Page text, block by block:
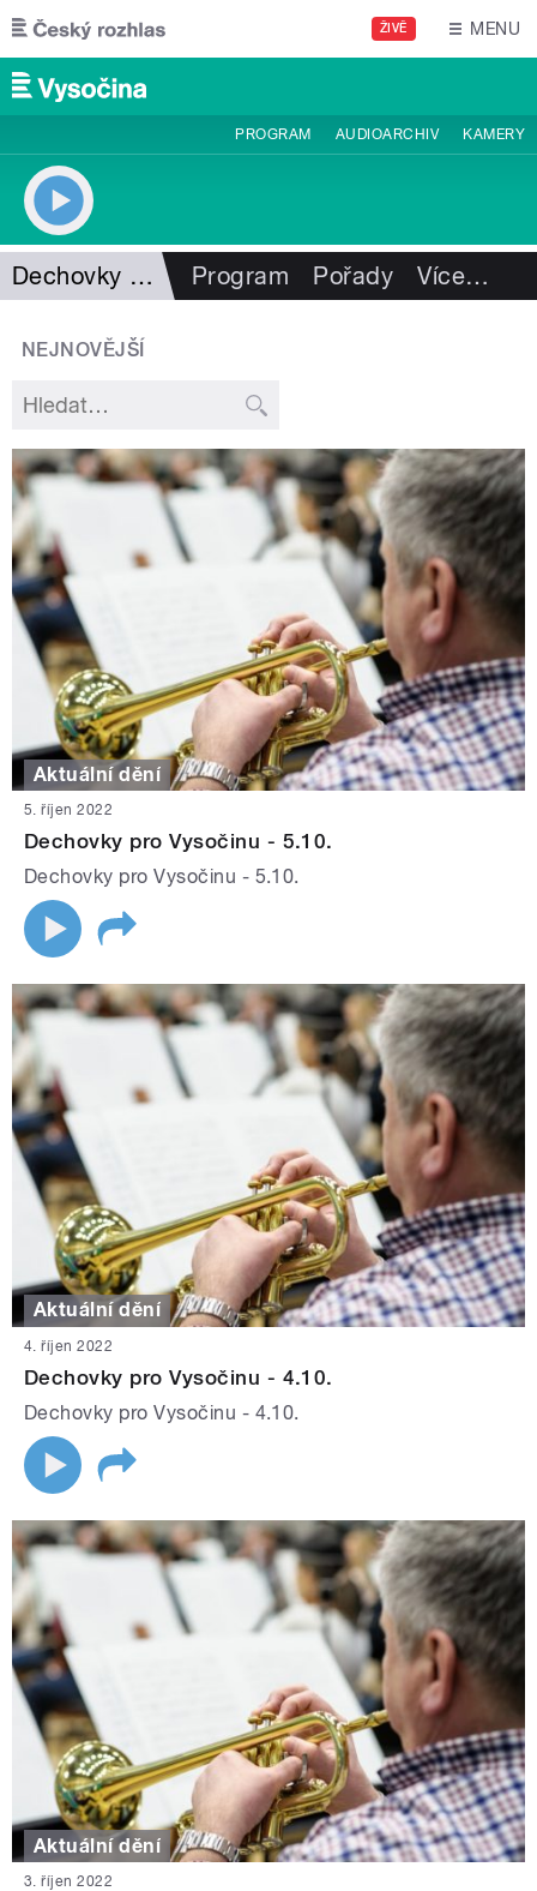
Přejít k hlavnímu obsahu
ŽIVĚ MENU
PROGRAM AUDIOARCHIV KAMERY
Dechovky pro Vysočinu Program Pořady Více…
NEJNOVĚJŠÍ
Aktuální dění
5. říjen 2022
Dechovky pro Vysočinu - 5.10.
Dechovky pro Vysočinu - 5.10.
Aktuální dění
4. říjen 2022
Dechovky pro Vysočinu - 4.10.
Dechovky pro Vysočinu - 4.10.
Aktuální dění
3. říjen 2022